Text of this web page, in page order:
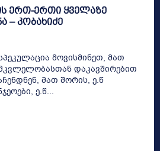
ერთ-ერთი ყველაზე
– კობახიძე
მოვისმინეთ, მათ
დაკავშირებით
მათ შორის, ე.წ
ე.წ...